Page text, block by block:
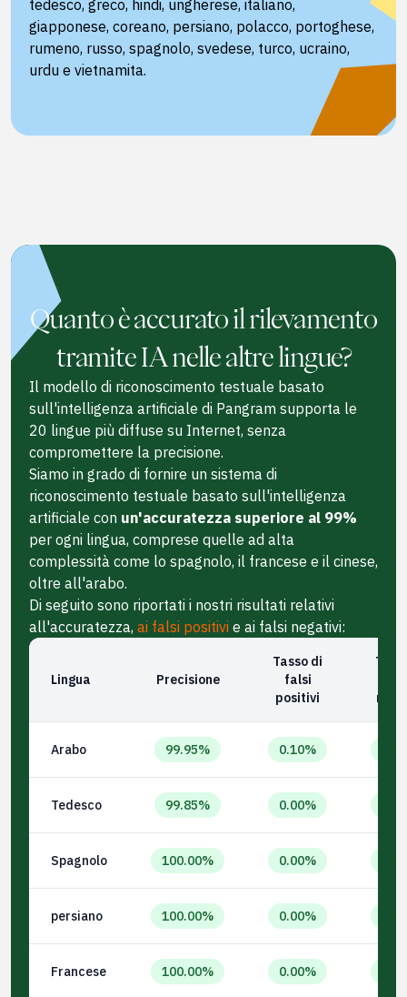
tedesco, greco, hindi, ungherese, italiano,
giapponese, coreano, persiano, polacco, portoghese,
rumeno, russo, spagnolo, svedese, turco, ucraino,
urdu e vietnamita.
Quanto è accurato il rilevamento
tramite IA nelle altre lingue?
Il modello di riconoscimento testuale basato
sull'intelligenza artificiale di Pangram supporta le
20 lingue più diffuse su Internet, senza
compromettere la precisione.
Siamo in grado di fornire un sistema di
riconoscimento testuale basato sull'intelligenza
artificiale con un'accuratezza superiore al 99%
per ogni lingua, comprese quelle ad alta
complessità come lo spagnolo, il francese e il cinese,
oltre all'arabo.
Di seguito sono riportati i nostri risultati relativi
all'accuratezza, ai falsi positivi e ai falsi negativi:
Lingua Precisione
Tasso di
falsi
positivi
Arabo 99.95% 0.10%
Tedesco 99.85% 0.00%
Spagnolo 100.00% 0.00%
persiano 100.00% 0.00%
Francese 100.00% 0.00%